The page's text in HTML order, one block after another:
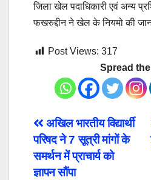
जिला खेल पदाधिकारी एवं अन्य
फखरुद्दीन ने खेल के नियमो की
Post Views: 317
Spread
Post
navigation
अखिल भारतीय विद्यार्थी
परिषद ने 7 सूत्री मांगों के
समर्थन में प्राचार्य को
ज्ञापन सौंपा